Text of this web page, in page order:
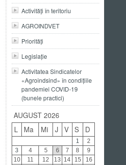
Activități în teritoriu
AGROINDVET
Priorități
Legislație
Activitatea Sindicatelor
«Agroindsind» în condițiile
pandemiei COVID-19
(bunele practici)
AUGUST 2026
L
Ma Mi J V S D
1
2
3
4 5 6 7 8
9
10
11 12 13 14 15
16